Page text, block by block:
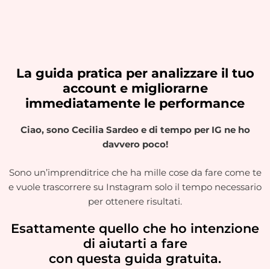
La guida pratica per analizzare il tuo
account e migliorarne
immediatamente le performance
Ciao, sono Cecilia Sardeo e di tempo per IG ne ho
davvero poco!
Sono un’imprenditrice che ha mille cose da fare come te
e vuole trascorrere su Instagram solo il tempo necessario
per ottenere risultati.
Esattamente quello che ho intenzione
di aiutarti a fare
con questa guida gratuita.